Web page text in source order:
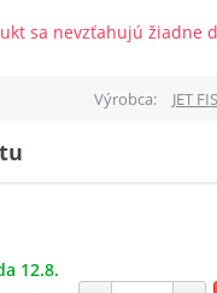
sa nevzťahujú žiadne
Výrobca JET
12.8.